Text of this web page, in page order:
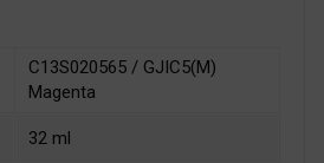
C13S020565 / GJIC5(M)
Magenta
32 ml